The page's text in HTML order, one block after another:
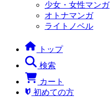
少女・女性マンガ
オトナマンガ
ライトノベル
トップ
検索
カート
初めての方